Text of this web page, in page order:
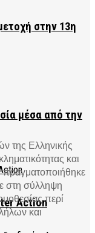
στην 13η
μέσα από την
Action
της Ελληνικής
και
πραγματοποιήθηκε
στη σύλληψη
περί
και